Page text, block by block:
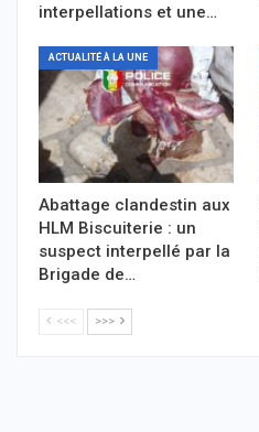
interpellations et une…
ACTUALITÉ À LA UNE
Abattage clandestin aux
HLM Biscuiterie : un
suspect interpellé par la
Brigade de…
<<< >>>